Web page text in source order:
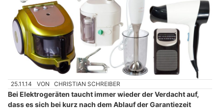
25.11.14 VON CHRISTIAN SCHREIBER
Bei Elektrogeräten taucht immer wieder der Verdacht auf,
dass es sich bei kurz nach dem Ablauf der Garantiezeit